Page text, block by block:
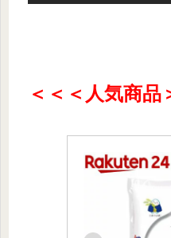
＜＜＜人気商品